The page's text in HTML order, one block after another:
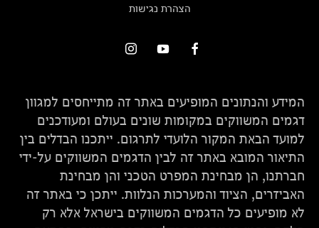
הצהרת נגישות
המידע והנתונים המופיעים באתר זה מתייחסים למגוון
דגמים המשווקים במקומות שונים בעולם ומעודכנים
למועד הבאת המקור הלועדי לתרגום. ייתכנו הבדלים בין
התיאור המובא באתר זה לבין הדגמים המשווקים על-ידי
חברתנו, הן מבחינת המפרט הטכני והן מבחינת
האביזרים, הציוד והמערכות הנלוות. ייתכן כי באתר זה
לא מופיעים כל הדגמים המשווקים בישראל אלא רק